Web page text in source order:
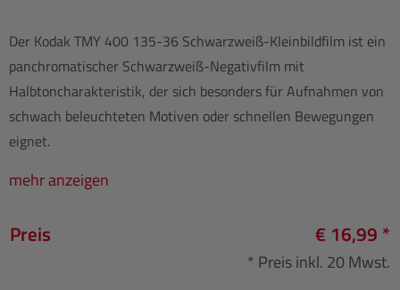
Der Kodak TMY 400 135-36 Schwarzweiß-Kleinbildfilm ist ein
panchromatischer Schwarzweiß-Negativfilm mit
Halbtoncharakteristik, der sich besonders für Aufnahmen von
schwach beleuchteten Motiven oder schnellen Bewegungen
eignet.
mehr anzeigen
Preis € 16,99 *
* Preis inkl. 20 Mwst.